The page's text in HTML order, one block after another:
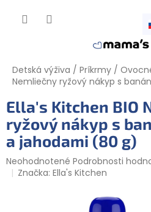
Detská výživa / Príkrmy /
Nemliečny ryžový nákyp s
Ella's Kitchen BIO
ryžový nákyp s
a jahodami (80 g)
Priemerné
hodnotenie
Neohodnotené Podrobnosti
Značka:Ella's Kitchen